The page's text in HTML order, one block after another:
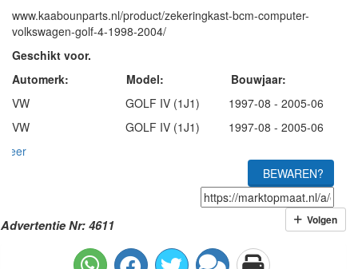
www.kaabounparts.nl/product/zekeringkast-bcm-computer-
volkswagen-golf-4-1998-2004/
Geschikt voor.
Automerk: Model: Bouwjaar:
VW GOLF IV (1J1) 1997-08 - 2005-06
VW GOLF IV (1J1) 1997-08 - 2005-06
meer
BEWAREN?
Advertentie Nr: 4611 Volgen